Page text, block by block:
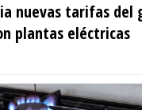
nuevas tarifas
plantas eléctricas